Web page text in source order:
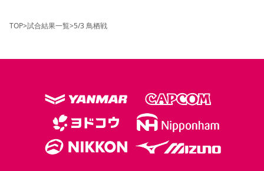
TOP>試合結果一覧>5/3 鳥栖戦